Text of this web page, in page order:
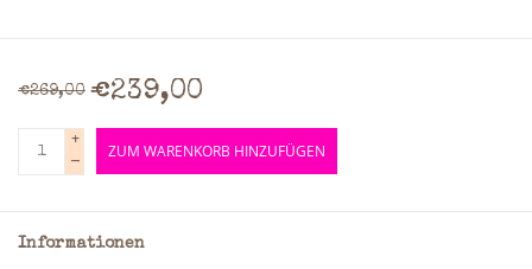
€269,00 €239,00
+
-
ZUM WARENKORB HINZUFÜGEN
Informationen